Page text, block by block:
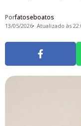
Porfatoseboatos
13/05/2026 Atualizado às